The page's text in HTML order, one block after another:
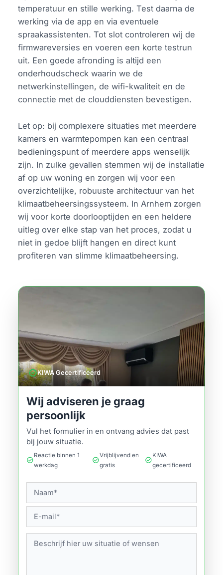
temperatuur en stille werking. Test daarna de
werking via de app en via eventuele
spraakassistenten. Tot slot controleren wij de
firmwareversies en voeren een korte testrun
uit. Een goede afronding is altijd een
onderhoudscheck waarin we de
netwerkinstellingen, de wifi-kwaliteit en de
connectie met de clouddiensten bevestigen.
Let op: bij complexere situaties met meerdere
kamers en warmtepompen kan een centraal
bedieningspunt of meerdere apps wenselijk
zijn. In zulke gevallen stemmen wij de installatie
af op uw woning en zorgen wij voor een
overzichtelijke, robuuste architectuur van het
klimaatbeheersingssysteem. In Arnhem zorgen
wij voor korte doorlooptijden en een heldere
uitleg over elke stap van het proces, zodat u
niet in gedoe blijft hangen en direct kunt
profiteren van slimme klimaatbeheersing.
verifiedKIWA Gecertificeerd
Wij adviseren je graag
persoonlijk
Vul het formulier in en ontvang advies dat past
bij jouw situatie.
check_circle
Reactie binnen 1
werkdag
check_circle
Vrijblijvend en
gratis
check_circle
KIWA
gecertificeerd